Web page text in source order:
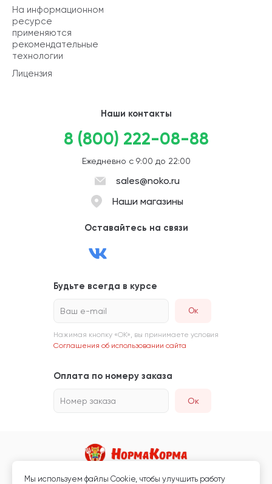
На информационном
ресурсе
применяются
рекомендательные
технологии
Лицензия
Наши контакты
8 (800) 222-08-88
Ежедневно с 9:00 до 22:00
sales@noko.ru
Наши магазины
Оставайтесь на связи
Будьте всегда в курсе
Ваш e-mail
Нажимая кнопку «ОК», вы принимаете условия
Соглашения об использовании сайта
Оплата по номеру заказа
Номер заказа Ок
Мы используем файлы Сookie, чтобы улучшить работу